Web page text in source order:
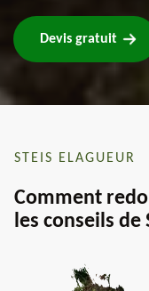
Devis gratuit
STEIS ELAGUEUR
Comment
les conseils de